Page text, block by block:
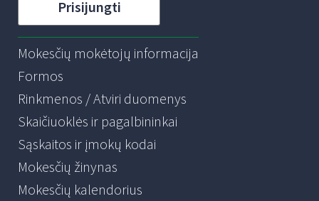
Prisijungti
Mokesčių mokėtojų informacija
Formos
Rinkmenos / Atviri duomenys
Skaičiuoklės ir pagalbininkai
Sąskaitos ir įmokų kodai
Mokesčių žinynas
Mokesčių kalendorius